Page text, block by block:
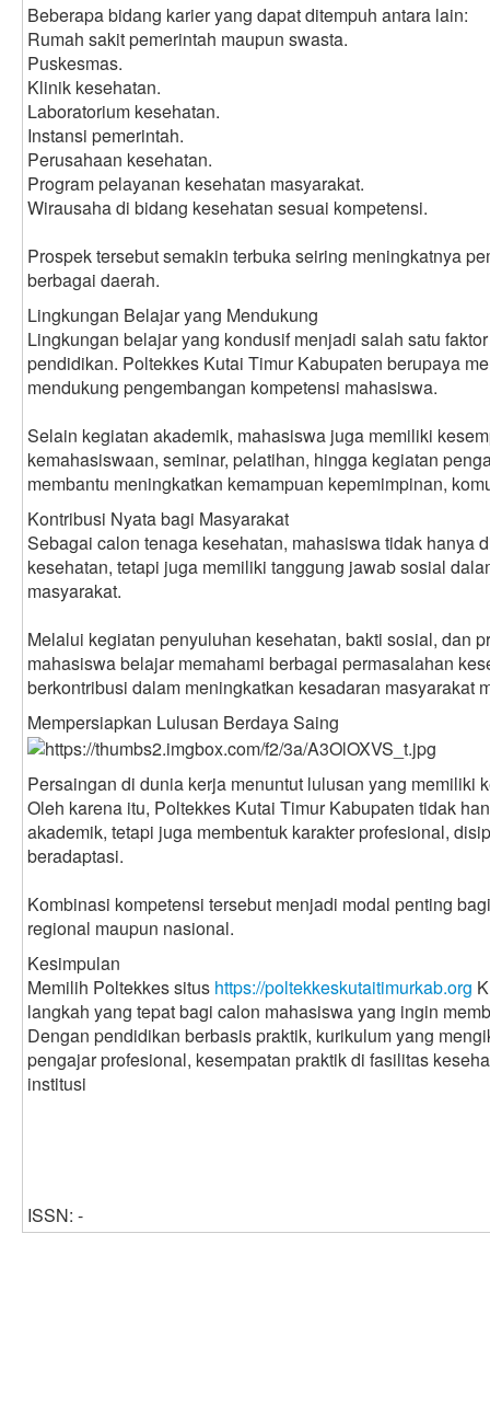
Beberapa bidang karier yang dapat ditempuh antara lain:
Rumah sakit pemerintah maupun swasta.
Puskesmas.
Klinik kesehatan.
Laboratorium kesehatan.
Instansi pemerintah.
Perusahaan kesehatan.
Program pelayanan kesehatan masyarakat.
Wirausaha di bidang kesehatan sesuai kompetensi.
Prospek tersebut semakin terbuka seiring meningkatnya
berbagai daerah.
Lingkungan Belajar yang Mendukung
Lingkungan belajar yang kondusif menjadi salah satu
pendidikan. Poltekkes Kutai Timur Kabupaten berupaya
mendukung pengembangan kompetensi mahasiswa.
Selain kegiatan akademik, mahasiswa juga memiliki
kemahasiswaan, seminar, pelatihan, hingga kegiatan
membantu meningkatkan kemampuan kepemimpinan,
Kontribusi Nyata bagi Masyarakat
Sebagai calon tenaga kesehatan, mahasiswa tidak hanya
kesehatan, tetapi juga memiliki tanggung jawab sosial
masyarakat.
Melalui kegiatan penyuluhan kesehatan, bakti sosial, dan
mahasiswa belajar memahami berbagai permasalahan
berkontribusi dalam meningkatkan kesadaran masyarakat
Mempersiapkan Lulusan Berdaya Saing
Persaingan di dunia kerja menuntut lulusan yang memiliki
Oleh karena itu, Poltekkes Kutai Timur Kabupaten tidak
akademik, tetapi juga membentuk karakter profesional,
beradaptasi.
Kombinasi kompetensi tersebut menjadi modal penting
regional maupun nasional.
Kesimpulan
Memilih Poltekkes situs https://poltekkeskutaitimurkab.org
langkah yang tepat bagi calon mahasiswa yang ingin
Dengan pendidikan berbasis praktik, kurikulum yang
pengajar profesional, kesempatan praktik di fasilitas
institusi
ISSN: -